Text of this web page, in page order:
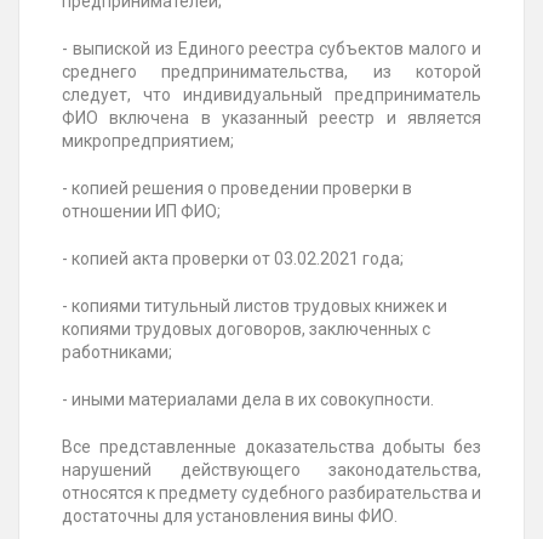
- выпиской из Единого реестра субъектов малого и
среднего предпринимательства, из которой
следует, что индивидуальный предприниматель
ФИО включена в указанный реестр и является
микропредприятием;
- копией решения о проведении проверки в
отношении ИП ФИО;
- копией акта проверки от 03.02.2021 года;
- копиями титульный листов трудовых книжек и
копиями трудовых договоров, заключенных с
работниками;
- иными материалами дела в их совокупности.
Все представленные доказательства добыты без
нарушений действующего законодательства,
относятся к предмету судебного разбирательства и
достаточны для установления вины ФИО.